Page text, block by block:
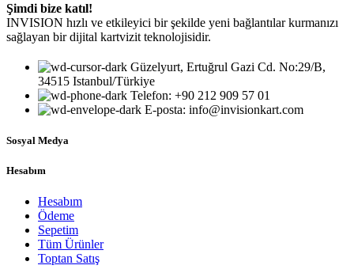
Şimdi bize katıl!
INVISION hızlı ve etkileyici bir şekilde yeni bağlantılar kurmanızı
sağlayan bir dijital kartvizit teknolojisidir.
Güzelyurt, Ertuğrul Gazi Cd. No:29/B,
34515 Istanbul/Türkiye
Telefon: +90 212 909 57 01
E-posta: info@invisionkart.com
Sosyal Medya
Hesabım
Hesabım
Ödeme
Sepetim
Tüm Ürünler
Toptan Satış